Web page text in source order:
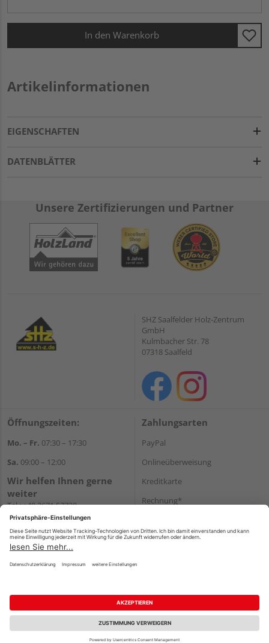
In den Warenkorb
Artikelinformationen
EIGENSCHAFTEN
DATENBLÄTTER
Unsere Zertifizierungen und Partner
SHZ Saalfelder Holz-Zentrum
GmbH
Kulmbacher Str. 78
07318 Saalfeld
Öffnungszeiten:
Mo. – Fr. 07:30 – 17:30
Sa. 09:00 – 12:00
Wir helfen Ihnen gerne
weiter
Tel.:+49 3671 57730
E-Mail:shop@s-h-z.de
Zahlungsarten
PayPal
Onlineüberweisung
Kreditkarte
Rechnung*
Versand
Impressum AGB Widerruf
Datenschutz
Reservierungsbedingungen
Vertrag widerrufen